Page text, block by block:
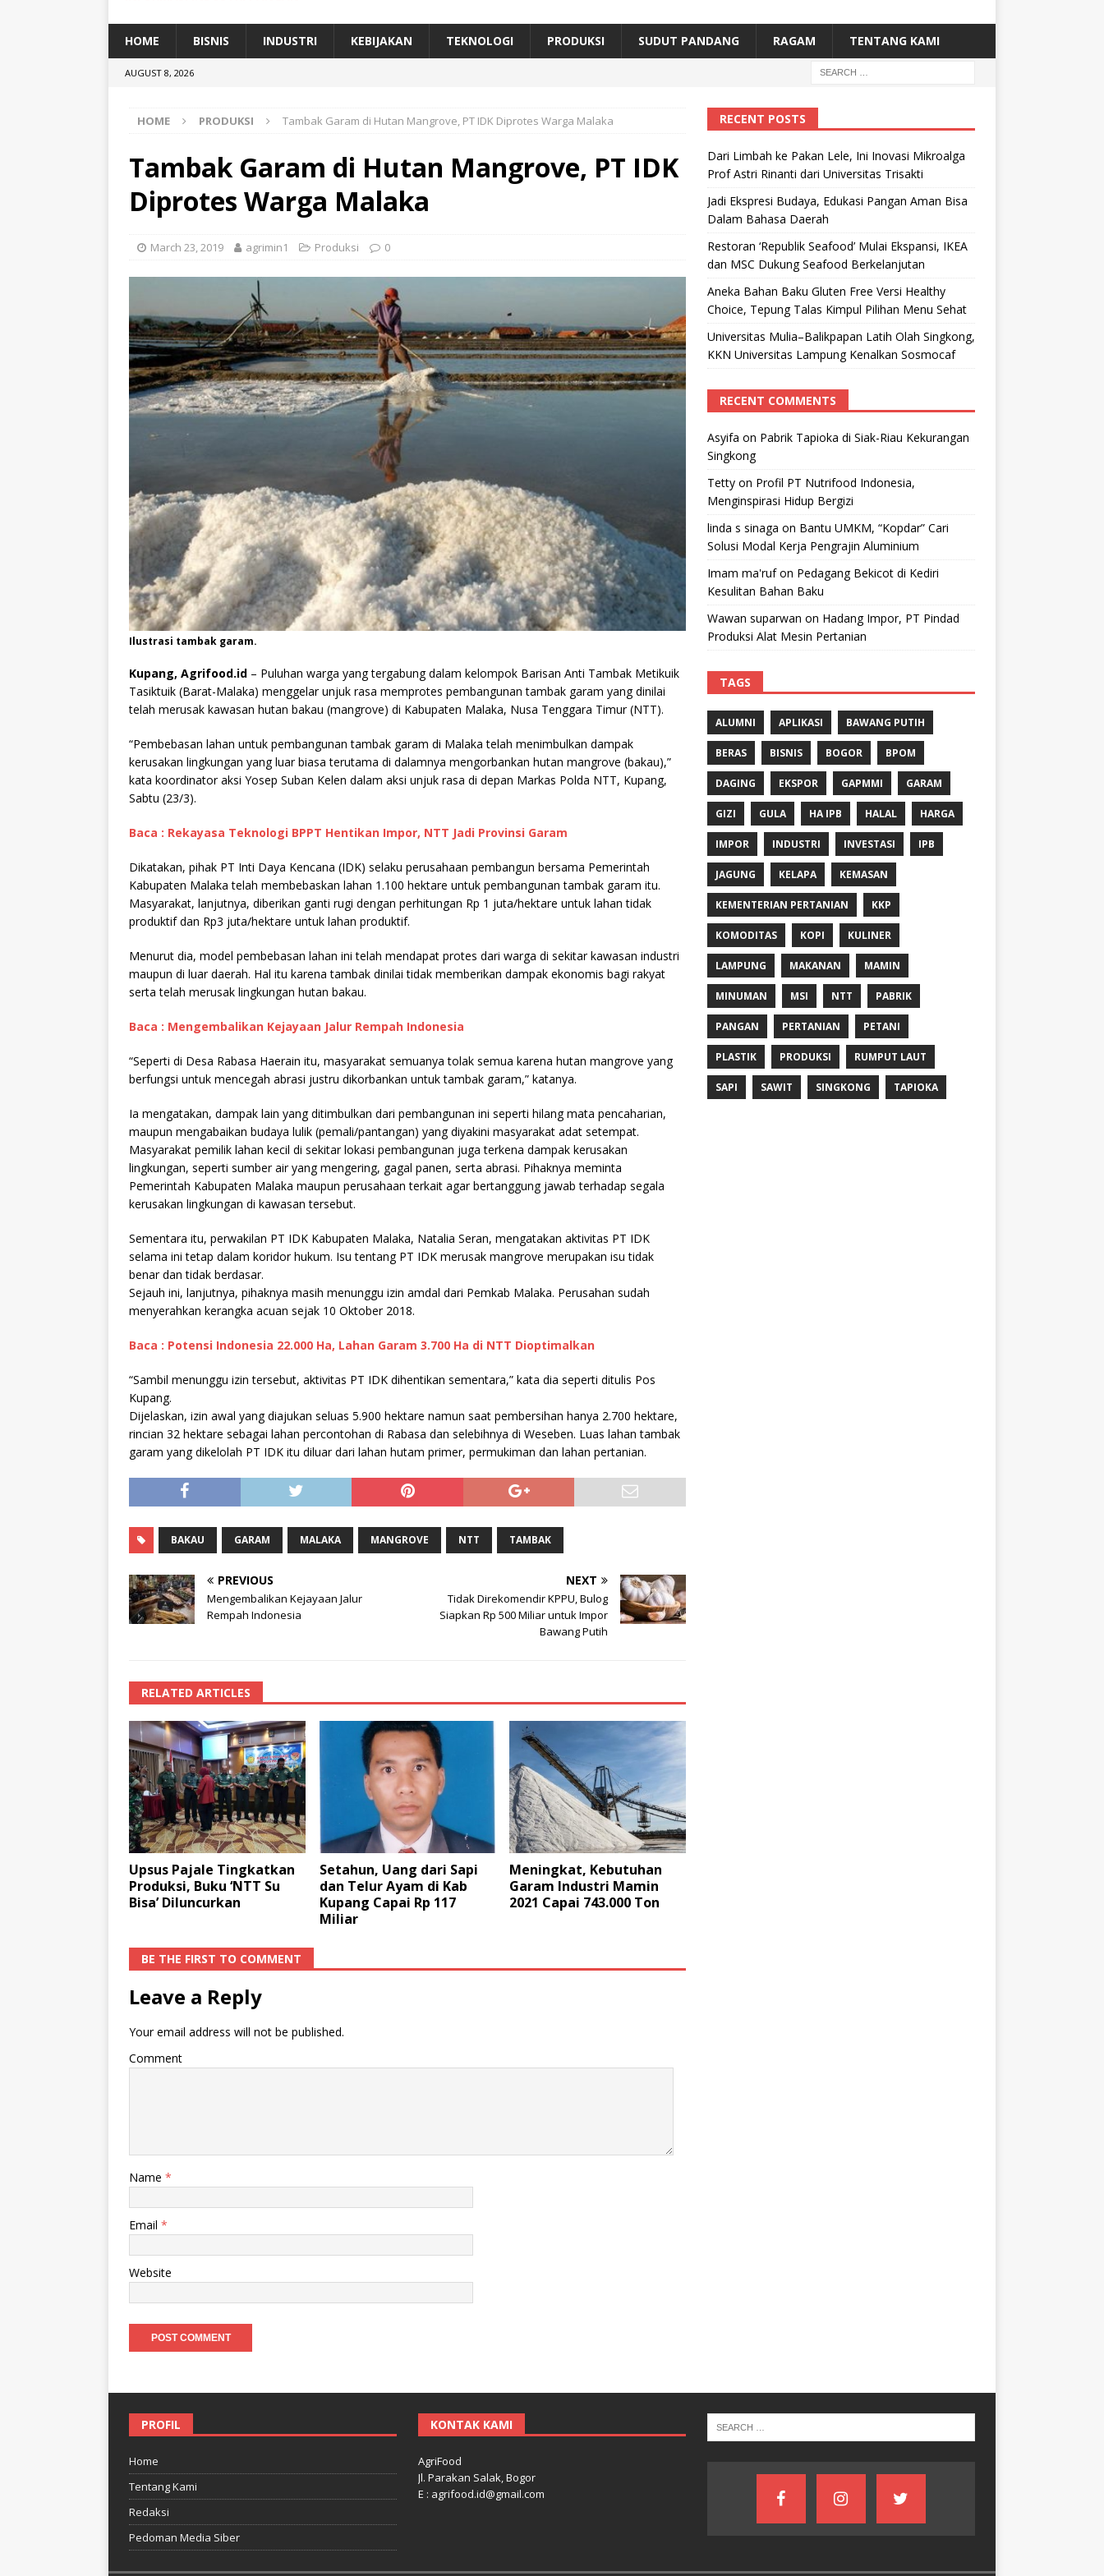
[ July 11, 2026 ] Dari Limbah ke Pakan Lele, Ini Inovasi Mikroalga Prof Astri Rinanti dari Universitas Trisakti
HOME BISNIS INDUSTRI KEBIJAKAN TEKNOLOGI PRODUKSI SUDUT PANDANG RAGAM TENTANG KAMI
AUGUST 8, 2026
HOME PRODUKSI Tambak Garam di Hutan Mangrove, PT IDK Diprotes Warga Malaka
Tambak Garam di Hutan Mangrove, PT IDK
Diprotes Warga Malaka
March 23, 2019 agrimin1 Produksi 0
Ilustrasi tambak garam.
Kupang, Agrifood.id – Puluhan warga yang tergabung dalam kelompok Barisan Anti Tambak Metikuik
Tasiktuik (Barat-Malaka) menggelar unjuk rasa memprotes pembangunan tambak garam yang dinilai
telah merusak kawasan hutan bakau (mangrove) di Kabupaten Malaka, Nusa Tenggara Timur (NTT).
“Pembebasan lahan untuk pembangunan tambak garam di Malaka telah menimbulkan dampak
kerusakan lingkungan yang luar biasa terutama di dalamnya mengorbankan hutan mangrove (bakau),”
kata koordinator aksi Yosep Suban Kelen dalam aksi unjuk rasa di depan Markas Polda NTT, Kupang,
Sabtu (23/3).
Baca : Rekayasa Teknologi BPPT Hentikan Impor, NTT Jadi Provinsi Garam
Dikatakan, pihak PT Inti Daya Kencana (IDK) selaku perusahaan pembangun bersama Pemerintah
Kabupaten Malaka telah membebaskan lahan 1.100 hektare untuk pembangunan tambak garam itu.
Masyarakat, lanjutnya, diberikan ganti rugi dengan perhitungan Rp 1 juta/hektare untuk lahan tidak
produktif dan Rp3 juta/hektare untuk lahan produktif.
Menurut dia, model pembebasan lahan ini telah mendapat protes dari warga di sekitar kawasan industri
maupun di luar daerah. Hal itu karena tambak dinilai tidak memberikan dampak ekonomis bagi rakyat
serta telah merusak lingkungan hutan bakau.
Baca : Mengembalikan Kejayaan Jalur Rempah Indonesia
“Seperti di Desa Rabasa Haerain itu, masyarakat semuanya tolak semua karena hutan mangrove yang
berfungsi untuk mencegah abrasi justru dikorbankan untuk tambak garam,” katanya.
Ia mengatakan, dampak lain yang ditimbulkan dari pembangunan ini seperti hilang mata pencaharian,
maupun mengabaikan budaya lulik (pemali/pantangan) yang diyakini masyarakat adat setempat.
Masyarakat pemilik lahan kecil di sekitar lokasi pembangunan juga terkena dampak kerusakan
lingkungan, seperti sumber air yang mengering, gagal panen, serta abrasi. Pihaknya meminta
Pemerintah Kabupaten Malaka maupun perusahaan terkait agar bertanggung jawab terhadap segala
kerusakan lingkungan di kawasan tersebut.
Sementara itu, perwakilan PT IDK Kabupaten Malaka, Natalia Seran, mengatakan aktivitas PT IDK
selama ini tetap dalam koridor hukum. Isu tentang PT IDK merusak mangrove merupakan isu tidak
benar dan tidak berdasar.
Sejauh ini, lanjutnya, pihaknya masih menunggu izin amdal dari Pemkab Malaka. Perusahan sudah
menyerahkan kerangka acuan sejak 10 Oktober 2018.
Baca : Potensi Indonesia 22.000 Ha, Lahan Garam 3.700 Ha di NTT Dioptimalkan
“Sambil menunggu izin tersebut, aktivitas PT IDK dihentikan sementara,” kata dia seperti ditulis Pos
Kupang.
Dijelaskan, izin awal yang diajukan seluas 5.900 hektare namun saat pembersihan hanya 2.700 hektare,
rincian 32 hektare sebagai lahan percontohan di Rabasa dan selebihnya di Weseben. Luas lahan tambak
garam yang dikelolah PT IDK itu diluar dari lahan hutam primer, permukiman dan lahan pertanian.
BAKAU GARAM MALAKA MANGROVE NTT TAMBAK
PREVIOUS
Mengembalikan Kejayaan Jalur
Rempah Indonesia
NEXT
Tidak Direkomendir KPPU, Bulog
Siapkan Rp 500 Miliar untuk Impor
Bawang Putih
RELATED ARTICLES
Upsus Pajale Tingkatkan
Produksi, Buku ‘NTT Su
Bisa’ Diluncurkan
Setahun, Uang dari Sapi
dan Telur Ayam di Kab
Kupang Capai Rp 117
Miliar
Meningkat, Kebutuhan
Garam Industri Mamin
2021 Capai 743.000 Ton
BE THE FIRST TO COMMENT
Leave a Reply
Your email address will not be published.
Comment
Name *
Email *
Website
RECENT POSTS
Dari Limbah ke Pakan Lele, Ini Inovasi Mikroalga
Prof Astri Rinanti dari Universitas Trisakti
Jadi Ekspresi Budaya, Edukasi Pangan Aman Bisa
Dalam Bahasa Daerah
Restoran ‘Republik Seafood’ Mulai Ekspansi, IKEA
dan MSC Dukung Seafood Berkelanjutan
Aneka Bahan Baku Gluten Free Versi Healthy
Choice, Tepung Talas Kimpul Pilihan Menu Sehat
Universitas Mulia–Balikpapan Latih Olah Singkong,
KKN Universitas Lampung Kenalkan Sosmocaf
RECENT COMMENTS
Asyifa on Pabrik Tapioka di Siak-Riau Kekurangan
Singkong
Tettyon Profil PT Nutrifood Indonesia,
Menginspirasi Hidup Bergizi
linda s sinaga on Bantu UMKM, “Kopdar” Cari
Solusi Modal Kerja Pengrajin Aluminium
Imam ma'rufon Pedagang Bekicot di Kediri
Kesulitan Bahan Baku
Wawan suparwan on Hadang Impor, PT Pindad
Produksi Alat Mesin Pertanian
TAGS
ALUMNI APLIKASI BAWANG PUTIH
BERAS BISNIS BOGOR BPOM
DAGING EKSPOR GAPMMI GARAM
GIZI GULA HA IPB HALAL HARGA
IMPOR INDUSTRI INVESTASI IPB
JAGUNG KELAPA KEMASAN
KEMENTERIAN PERTANIAN KKP
KOMODITAS KOPI KULINER
LAMPUNG MAKANAN MAMIN
MINUMAN MSI NTT PABRIK
PANGAN PERTANIAN PETANI
PLASTIK PRODUKSI RUMPUT LAUT
SAPI SAWIT SINGKONG TAPIOKA
PROFIL
Home
Tentang Kami
Redaksi
Pedoman Media Siber
KONTAK KAMI
AgriFood
Jl. Parakan Salak, Bogor
E : agrifood.id@gmail.com